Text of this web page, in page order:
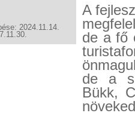
2024.11.14.
A
de a fő
de a
Bükk,